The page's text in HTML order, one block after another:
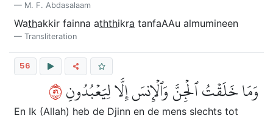
M. F. Abdasalaam
Wathakkir fainna aththikra tanfaAAu almumineen
Transliteration
56
وَمَا خَلَقۡتُ ٱلۡجِنَّ وَٱلۡإِنسَ إِلَّا لِيَعۡبُدُونِ٦٥
En Ik (Allah) heb de Djinn en de mens slechts tot